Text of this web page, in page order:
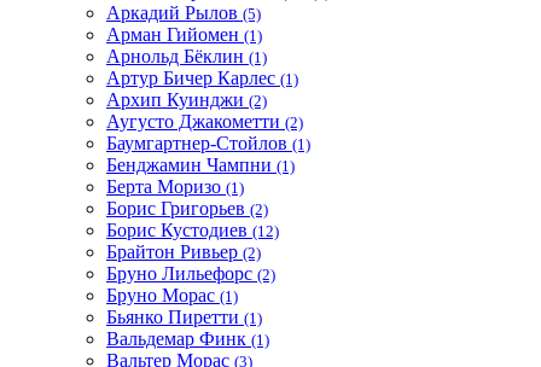
Аркадий Рылов (5)
Арман Гийомен (1)
Арнольд Бёклин (1)
Артур Бичер Карлес (1)
Архип Куинджи (2)
Аугусто Джакометти (2)
Баумгартнер-Стойлов (1)
Бенджамин Чампни (1)
Берта Моризо (1)
Борис Григорьев (2)
Борис Кустодиев (12)
Брайтон Ривьер (2)
Бруно Лильефорс (2)
Бруно Морас (1)
Бьянко Пиретти (1)
Вальдемар Финк (1)
Вальтер Морас (3)